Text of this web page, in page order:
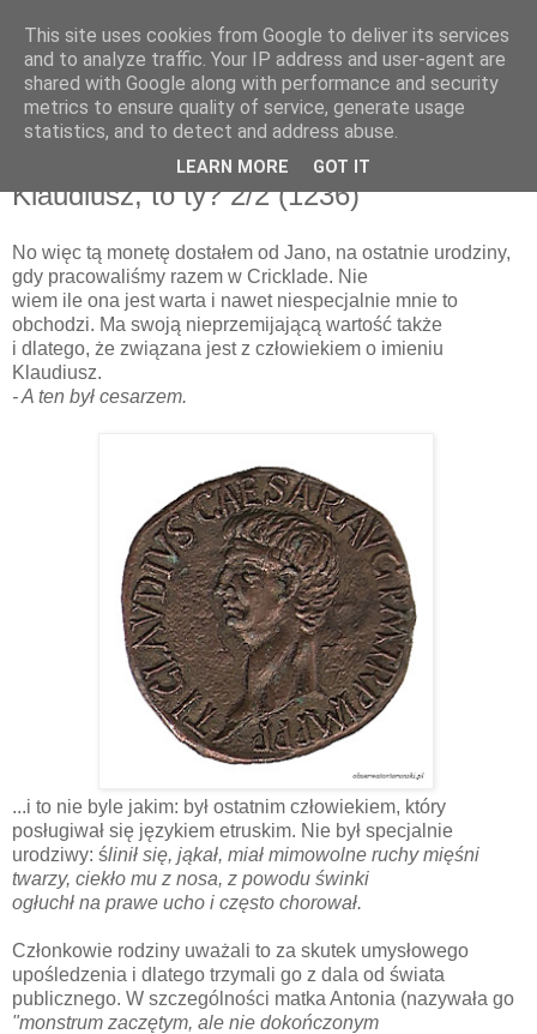
środa, 22 maja 2013
Klaudiusz, to ty? 2/2 (1236)
No więc tą monetę dostałem od Jano, na ostatnie urodziny,
gdy pracowaliśmy razem w Cricklade. Nie
wiem ile ona jest warta i nawet niespecjalnie mnie to
obchodzi. Ma swoją nieprzemijającą wartość także
i dlatego, że związana jest z człowiekiem o imieniu
Klaudiusz.
- A ten był cesarzem.
...i to nie byle jakim: był ostatnim człowiekiem, który
posługiwał się językiem etruskim. Nie był specjalnie
urodziwy: ślinił się, jąkał, miał mimowolne ruchy mięśni
twarzy, ciekło mu z nosa, z powodu świnki
ogłuchł na prawe ucho i często chorował.
Członkowie rodziny uważali to za skutek umysłowego
upośledzenia i dlatego trzymali go z dala od świata
publicznego. W szczególności matka Antonia (nazywała go
"monstrum zaczętym, ale nie dokończonym
This site uses cookies from Google to deliver its services
and to analyze traffic. Your IP address and user-agent are
shared with Google along with performance and security
metrics to ensure quality of service, generate usage
statistics, and to detect and address abuse.
LEARN MORE GOT IT